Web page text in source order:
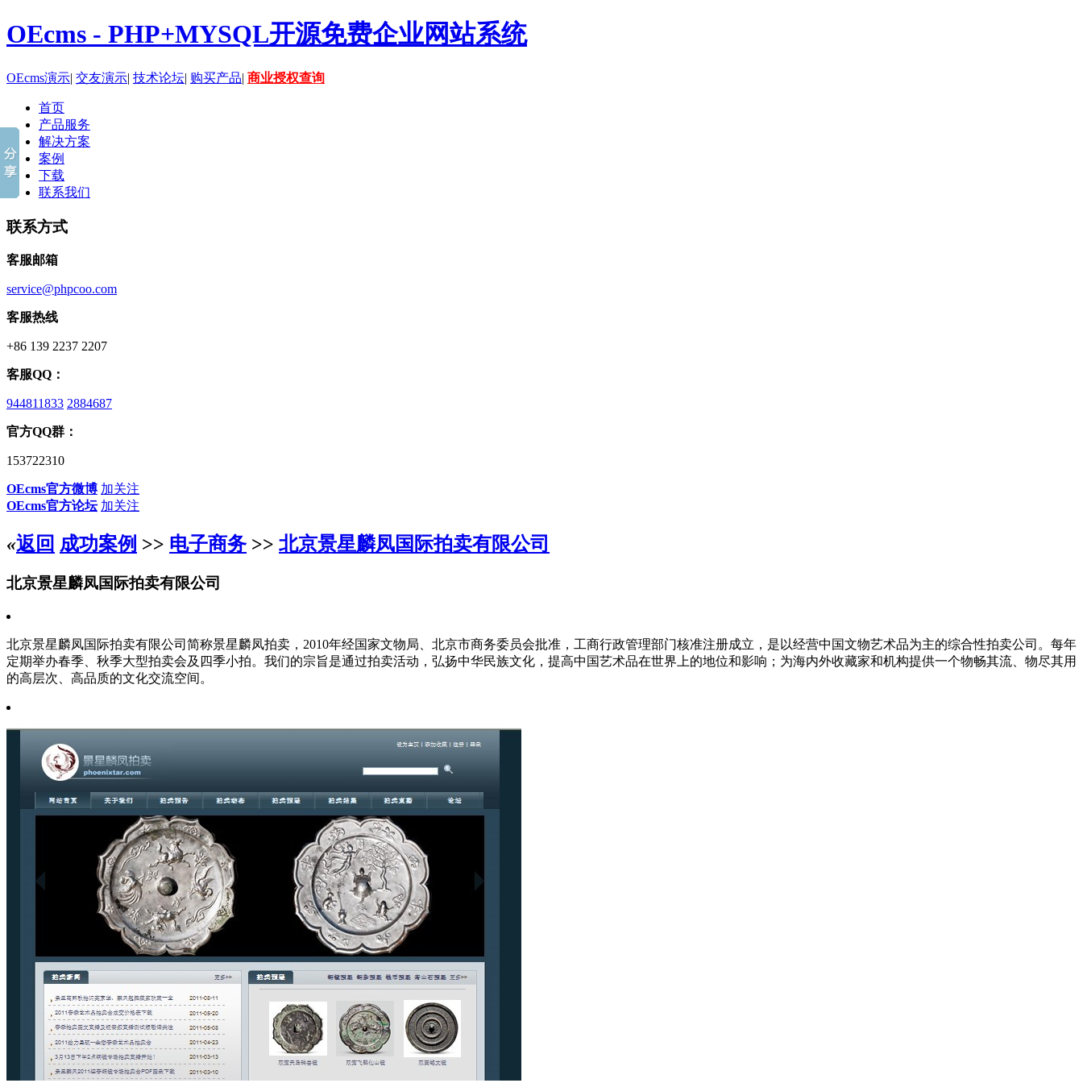
OEcms - PHP+MYSQL开源免费企业网站系统
OEcms演示| 交友演示| 技术论坛| 购买产品| 商业授权查询
首页
产品服务
解决方案
案例
下载
联系我们
联系方式
客服邮箱
service@phpcoo.com
客服热线
+86 139 2237 2207
客服QQ：
944811833 2884687
官方QQ群：
153722310
OEcms官方微博 加关注
OEcms官方论坛 加关注
«返回 成功案例 >> 电子商务 >> 北京景星麟凤国际拍卖有限公司
北京景星麟凤国际拍卖有限公司
北京景星麟凤国际拍卖有限公司简称景星麟凤拍卖，2010年经国家文物局、北京市商务委员会批准，工商行政管理部门核准注册成立，是以经营中国文物艺术品为主的综合性拍卖公司。每年
定期举办春季、秋季大型拍卖会及四季小拍。我们的宗旨是通过拍卖活动，弘扬中华民族文化，提高中国艺术品在世界上的地位和影响；为海内外收藏家和机构提供一个物畅其流、物尽其用
的高层次、高品质的文化交流空间。